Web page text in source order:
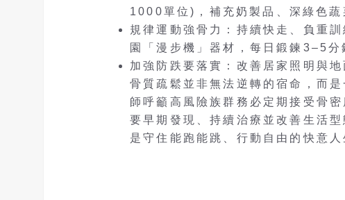
1000單位)，補充奶製品、深綠色蔬
規律運動強骨力：持續快走、負重
園「漫步機」器材，每日鍛鍊3–5分
加強防跌要落實：改善居家照明與
骨質疏鬆並非無法逆轉的宿命，而
師呼籲高風險族群務必定期接受骨
要早期發現、持續治療並改善生活
是守住能跑能跳、行動自由的快意人